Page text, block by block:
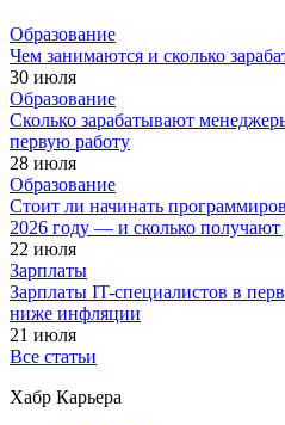
Образование
Чем занимаются и сколько
30 июля
Образование
Сколько зарабатывают
первую работу
28 июля
Образование
Стоит ли начинать
2026 году — и сколько
22 июля
Зарплаты
Зарплаты IT-специалистов в
ниже инфляции
21 июля
Все статьи
Хабр Карьера